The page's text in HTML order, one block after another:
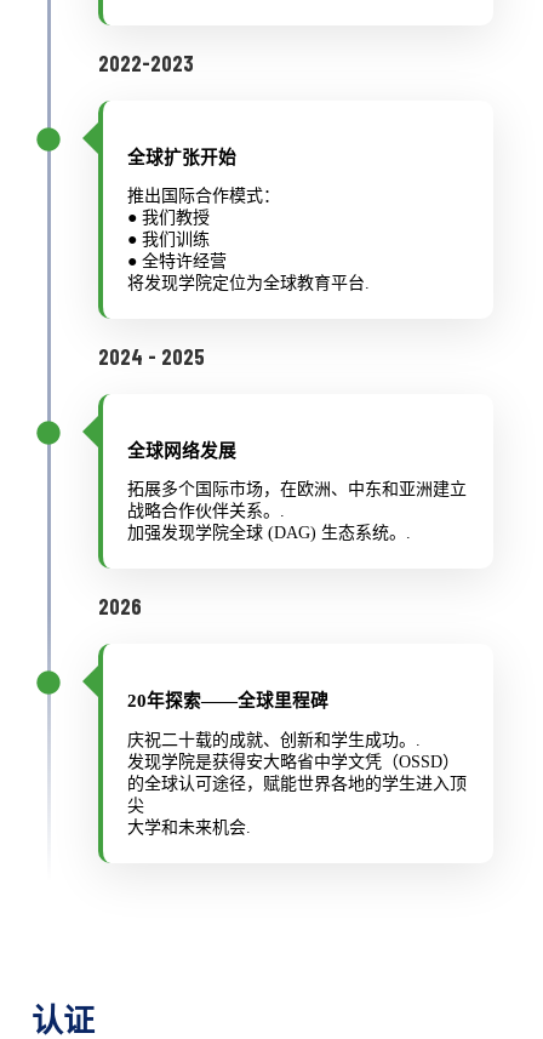
2022-2023
全球扩张开始
推出国际合作模式：
● 我们教授
● 我们训练
● 全特许经营
将发现学院定位为全球教育平台.
2024 - 2025
全球网络发展
拓展多个国际市场，在欧洲、中东和亚洲建立
战略合作伙伴关系。.
加强发现学院全球 (DAG) 生态系统。.
2026
20年探索——全球里程碑
庆祝二十载的成就、创新和学生成功。.
发现学院是获得安大略省中学文凭（OSSD）
的全球认可途径，赋能世界各地的学生进入顶
尖
大学和未来机会.
认证